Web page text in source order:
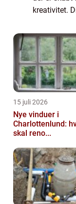
kreativitet.
innovative
15 juli 2026
Nye vinduer i
Charlottenlund:
skal reno...